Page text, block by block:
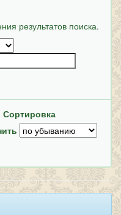
результатов поиска.
Сортировка